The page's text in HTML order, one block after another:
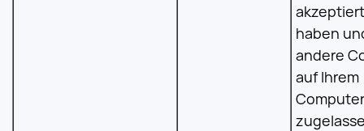
akzeptiert
haben
andere
auf Ihrem
Computer